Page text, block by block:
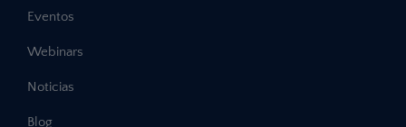
Eventos
Webinars
Noticias
Blog